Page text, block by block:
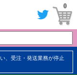
0
、受注・発送業務が停止